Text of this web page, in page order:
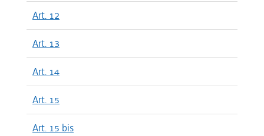
Art. 12
Art. 13
Art. 14
Art. 15
Art. 15 bis